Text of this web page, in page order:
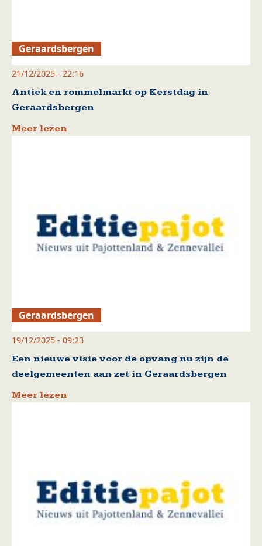
Geraardsbergen
21/12/2025 - 22:16
Antiek en rommelmarkt op Kerstdag in
Geraardsbergen
Meer lezen
Geraardsbergen
19/12/2025 - 09:23
Een nieuwe visie voor de opvang nu zijn de
deelgemeenten aan zet in Geraardsbergen
Meer lezen